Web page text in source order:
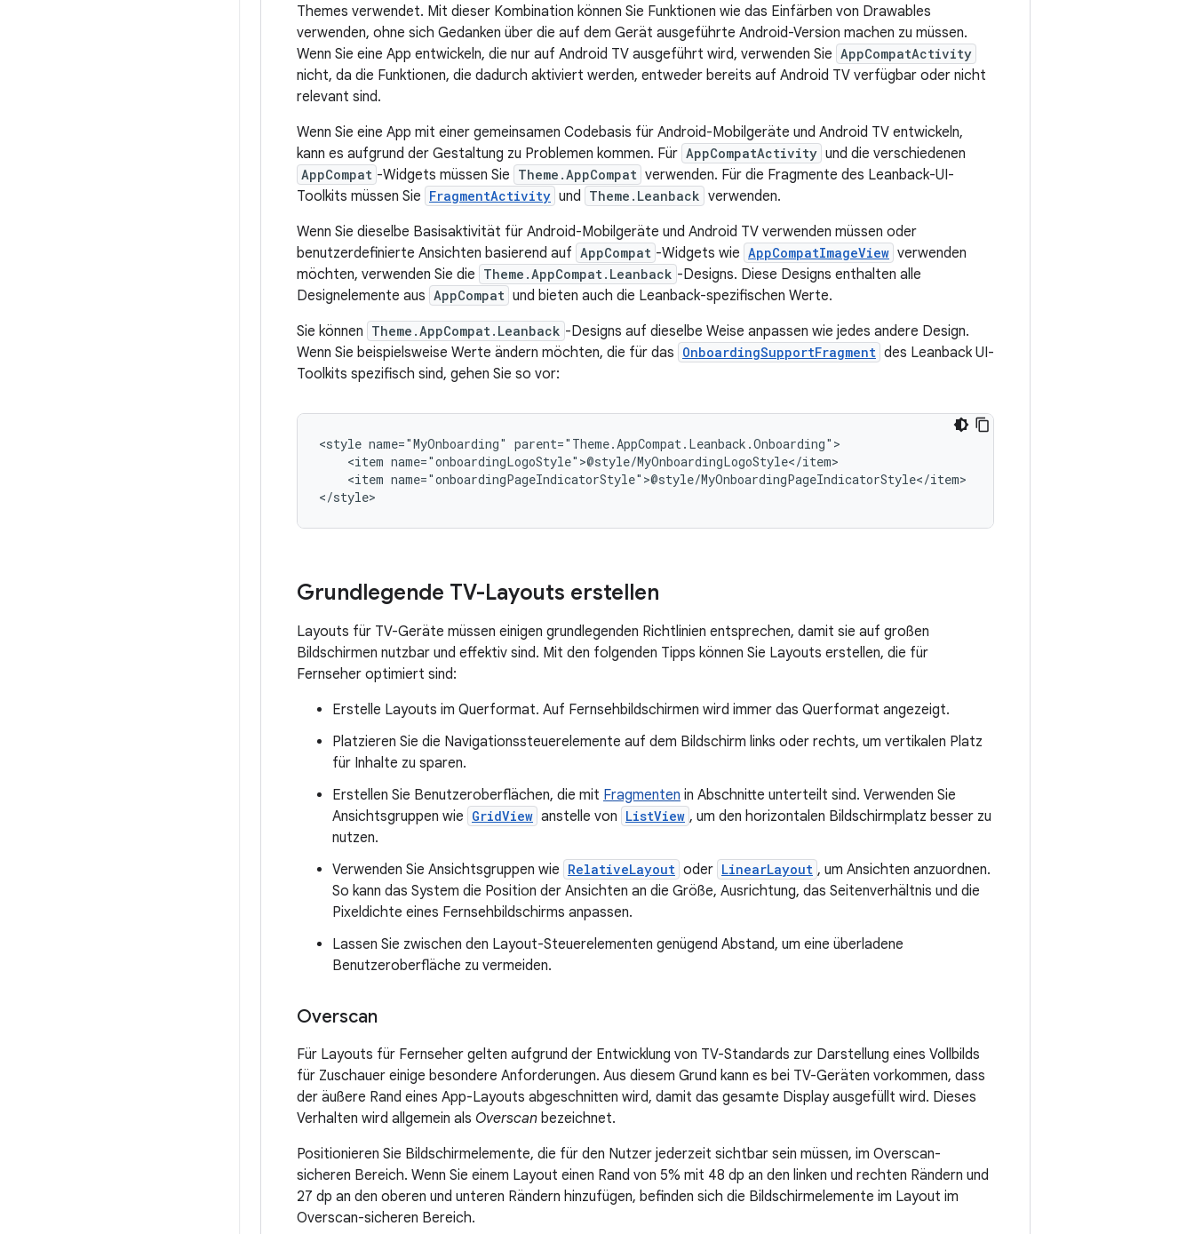
Themes verwendet. Mit dieser Kombination können Sie Funktionen wie das Einfärben von Drawables
verwenden, ohne sich Gedanken über die auf dem Gerät ausgeführte Android-Version machen zu müssen.
Wenn Sie eine App entwickeln, die nur auf Android TV ausgeführt wird, verwenden Sie AppCompatActivity
nicht, da die Funktionen, die dadurch aktiviert werden, entweder bereits auf Android TV verfügbar oder nicht
relevant sind.
Wenn Sie eine App mit einer gemeinsamen Codebasis für Android-Mobilgeräte und Android TV entwickeln,
kann es aufgrund der Gestaltung zu Problemen kommen. Für AppCompatActivity und die verschiedenen
AppCompat -Widgets müssen Sie Theme.AppCompat verwenden. Für die Fragmente des Leanback-UI-
Toolkits müssen Sie FragmentActivity und Theme.Leanback verwenden.
Wenn Sie dieselbe Basisaktivität für Android-Mobilgeräte und Android TV verwenden müssen oder
benutzerdefinierte Ansichten basierend auf AppCompat -Widgets wie AppCompatImageView verwenden
möchten, verwenden Sie die Theme.AppCompat.Leanback -Designs. Diese Designs enthalten alle
Designelemente aus AppCompat und bieten auch die Leanback-spezifischen Werte.
Sie können Theme.AppCompat.Leanback -Designs auf dieselbe Weise anpassen wie jedes andere Design.
Wenn Sie beispielsweise Werte ändern möchten, die für das OnboardingSupportFragment des Leanback UI-
Toolkits spezifisch sind, gehen Sie so vor:
<style name="MyOnboarding"
<item
<item name="onboardingPageIndicatorStyle">@style/MyOnboardingPageIndicatorStyle</item>
</style>
Grundlegende TV-Layouts erstellen
Layouts für TV-Geräte müssen einigen grundlegenden Richtlinien entsprechen, damit sie auf großen
Bildschirmen nutzbar und effektiv sind. Mit den folgenden Tipps können Sie Layouts erstellen, die für
Fernseher optimiert sind:
Erstelle Layouts im Querformat. Auf Fernsehbildschirmen wird immer das Querformat angezeigt.
Platzieren Sie die Navigationssteuerelemente auf dem Bildschirm links oder rechts, um vertikalen Platz
für Inhalte zu sparen.
Erstellen Sie Benutzeroberflächen, die mit Fragmenten in Abschnitte unterteilt sind. Verwenden Sie
Ansichtsgruppen wie GridView anstelle von ListView , um den horizontalen Bildschirmplatz besser zu
nutzen.
Verwenden Sie Ansichtsgruppen wie RelativeLayout oder LinearLayout , um Ansichten anzuordnen.
So kann das System die Position der Ansichten an die Größe, Ausrichtung, das Seitenverhältnis und die
Pixeldichte eines Fernsehbildschirms anpassen.
Lassen Sie zwischen den Layout-Steuerelementen genügend Abstand, um eine überladene
Benutzeroberfläche zu vermeiden.
Overscan
Für Layouts für Fernseher gelten aufgrund der Entwicklung von TV-Standards zur Darstellung eines Vollbilds
für Zuschauer einige besondere Anforderungen. Aus diesem Grund kann es bei TV-Geräten vorkommen, dass
der äußere Rand eines App-Layouts abgeschnitten wird, damit das gesamte Display ausgefüllt wird. Dieses
Verhalten wird allgemein als Overscan bezeichnet.
Positionieren Sie Bildschirmelemente, die für den Nutzer jederzeit sichtbar sein müssen, im Overscan-
sicheren Bereich. Wenn Sie einem Layout einen Rand von 5% mit 48 dp an den linken und rechten Rändern und
27 dp an den oberen und unteren Rändern hinzufügen, befinden sich die Bildschirmelemente im Layout im
Overscan-sicheren Bereich.